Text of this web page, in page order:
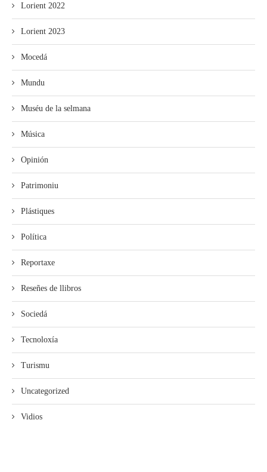
Lorient 2022
Lorient 2023
Mocedá
Mundu
Muséu de la selmana
Música
Opinión
Patrimoniu
Plástiques
Política
Reportaxe
Reseñes de llibros
Sociedá
Tecnoloxía
Turismu
Uncategorized
Vidios